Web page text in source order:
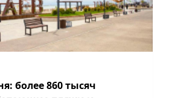
более 860 тысяч